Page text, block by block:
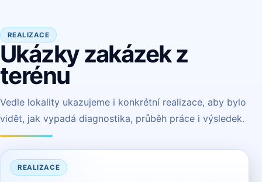
REALIZACE
Ukázky zakázek z
terénu
Vedle lokality ukazujeme i konkrétní realizace, aby bylo
vidět, jak vypadá diagnostika, průběh práce i výsledek.
REALIZACE